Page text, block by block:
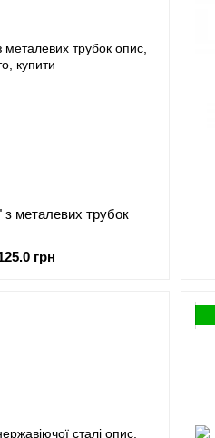
металевих трубок
грн